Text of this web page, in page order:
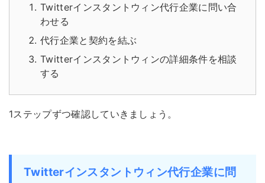
Twitterインスタントウィン代行企業に問い合
わせる
代行企業と契約を結ぶ
Twitterインスタントウィンの詳細条件を相談
する
1ステップずつ確認していきましょう。
Twitterインスタントウィン代行企業に問